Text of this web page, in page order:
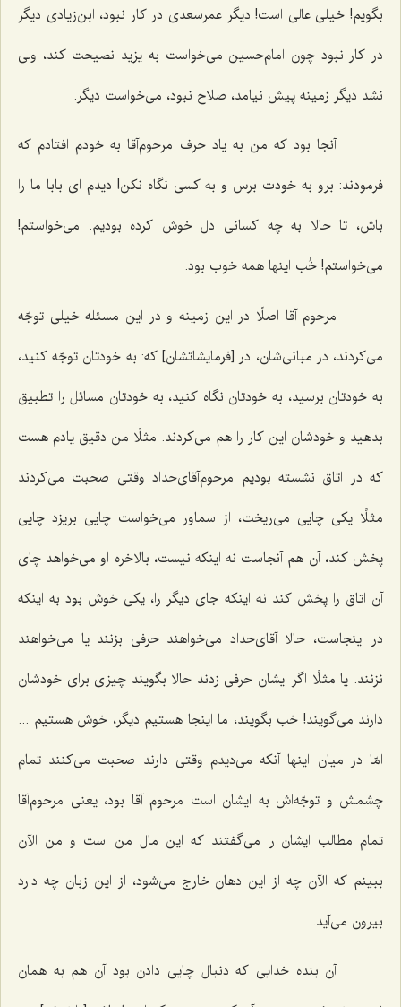
بگویم! خیلی عالی است! دیگر عمرسعدی در كار نبود، ابن‌زیادی دیگر
در كار نبود چون امام‌حسین می‌خواست به یزید نصیحت كند، ولی
نشد دیگر زمینه پیش نیامد، صلاح نبود، می‌خواست دیگر.
آنجا بود كه من به یاد حرف مرحوم‌آقا به خودم افتادم كه
فرمودند:برو به خودت برس و به كسى نگاه نكن! دیدم ای بابا ما را
باش، تا حالا به چه كسانی دل خوش كرده بودیم. می‌خواستم!
می‌خواستم! خُب اینها همه خوب بود.
مرحوم آقا اصلًا در این زمینه و در این مسئله خیلی توجّه
می‌كردند، در مبانی‌شان، در [فرمایشاتشان‌] كه: به خودتان توجّه كنید،
به خودتان برسید، به خودتان نگاه كنید، به خودتان مسائل را تطبیق
بدهید و خودشان این كار را هم می‌كردند. مثلًا من دقیق یادم هست
كه در اتاق نشسته بودیم مرحوم‌آقای‌حداد وقتی صحبت می‌كردند
مثلًا یكی چایی می‌ریخت، از سماور می‌خواست چایی بریزد چایی
پخش كند، آن هم آنجاست نه اینكه نیست، بالاخره او می‌خواهد چای
آن اتاق را پخش كند نه اینكه جای دیگر را، یكی خوش بود به اینكه
در اینجاست، حالا آقای‌حداد می‌خواهند حرفی بزنند یا می‌خواهند
نزنند. یا مثلًا اگر ایشان حرفی زدند حالا بگویند چیزی برای خودشان
دارند می‌گویند! خب بگویند، ما اینجا هستیم دیگر، خوش هستیم ...
امّا در میان اینها آنكه می‌دیدم وقتی دارند صحبت می‌كنند تمام
چشمش و توجّه‌اش به ایشان است مرحوم آقا بود، یعنی مرحوم‌آقا
تمام مطالب ایشان را می‌گفتند كه این مال من است و من الآن
ببینم كه الآن چه از این دهان خارج می‌شود، از این زبان چه دارد
بیرون می‌آید.
آن بنده خدایی كه دنبال چایی دادن بود آن هم به همان